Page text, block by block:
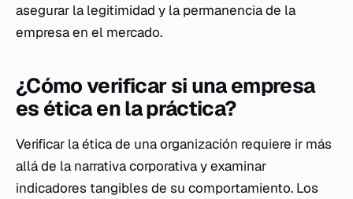
asegurar la legitimidad y la permanencia de la
empresa en el mercado.
¿Cómo verificar si una empresa
es ética en la práctica?
Verificar la ética de una organización requiere ir más
allá de la narrativa corporativa y examinar
indicadores tangibles de su comportamiento. Los